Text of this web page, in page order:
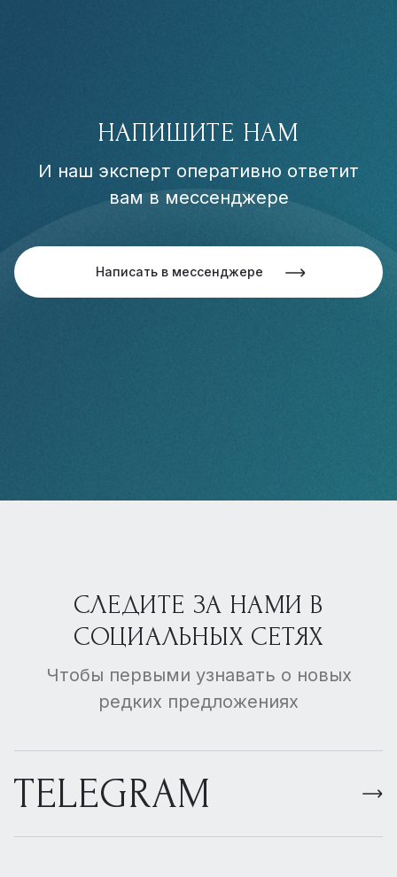
НАПИШИТЕ НАМ
И наш эксперт оперативно ответит
вам в мессенджере
Написать в мессенджере
СЛЕДИТЕ ЗА НАМИ В
СОЦИАЛЬНЫХ СЕТЯХ
Чтобы первыми узнавать о новых
редких предложениях
TELEGRAM